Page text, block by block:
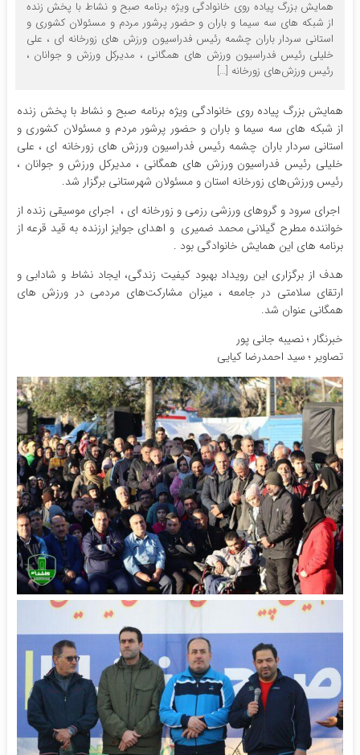
همایش بزرگ پیاده روی خانوادگی ویژه برنامه صبح و نشاط با پخش زنده
از شبکه های سه سیما و باران و حضور پرشور مردم و مسئولان کشوری و
استانی سردار باران چشمه رئیس فدراسیون ورزش های زورخانه ای ، علی
خلیلی رئیس فدراسیون ورزش های همگانی ، مدیرکل ورزش و جوانان ،
رئیس ورزش‌های زورخانه […]
همایش بزرگ پیاده روی خانوادگی ویژه برنامه صبح و نشاط با پخش زنده
از شبکه های سه سیما و باران و حضور پرشور مردم و مسئولان کشوری و
استانی سردار باران چشمه رئیس فدراسیون ورزش های زورخانه ای ، علی
خلیلی رئیس فدراسیون ورزش های همگانی ، مدیرکل ورزش و جوانان ،
رئیس ورزش‌های زورخانه استان و مسئولان شهرستانی برگزار شد.
اجرای سرود و گروهای ورزشی رزمی و زورخانه ای ، اجرای موسیقی زنده از
خواننده مطرح گیلانی محمد ضمیری و اهدای جوایز ارزنده به قید قرعه از
برنامه های این همایش خانوادگی بود .
هدف از برگزاری این رویداد بهبود کیفیت زندگی، ایجاد نشاط و شادابی و
ارتقای سلامتی در جامعه ، میزان مشارکت‌های مردمی در ورزش های
همگانی عنوان شد.
خبرنگار ؛ نصیبه جانی پور
تصاویر ؛ سید احمدرضا کیایی